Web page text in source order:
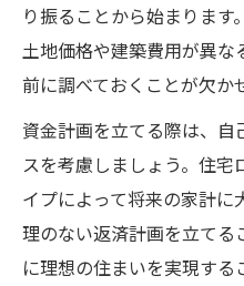
り振ることから始まりま
土地価格や建築費用が異
前に調べておくことが欠か
資金計画を立てる際は、
スを考慮しましょう。住宅
イプによって将来の家計
理のない返済計画を立て
に理想の住まいを実現する